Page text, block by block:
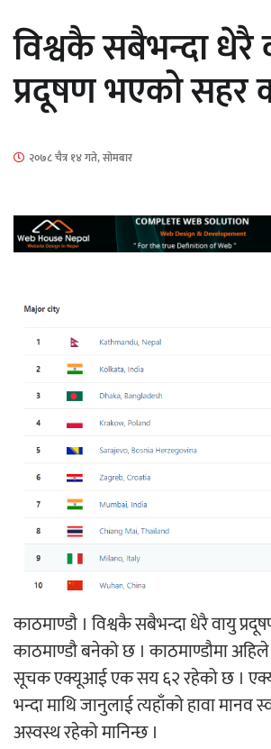
सार्वजनिक
नियन्त्रणमा
‘ईयुमा डट कम’ले
औपचारिक सेवा सञ्चालनमा
हलमा छैन ‘गौँथली’को
‘आइतबारको अफिस’ को
विश्वकै सबैभन्दा धेरै
प्रदूषण भएको सहर
२०७८ चैत्र १४ गते, सोमबार
काठमाण्डौ । विश्वकै सबैभन्दा धेरै वायु
काठमाण्डौ बनेको छ । काठमाण्डौमा
सूचक एक्यूआई एक सय ६२ रहेको छ ।
भन्दा माथि जानुलाई त्यहाँको हावा मानव
अस्वस्थ रहेको मानिन्छ ।